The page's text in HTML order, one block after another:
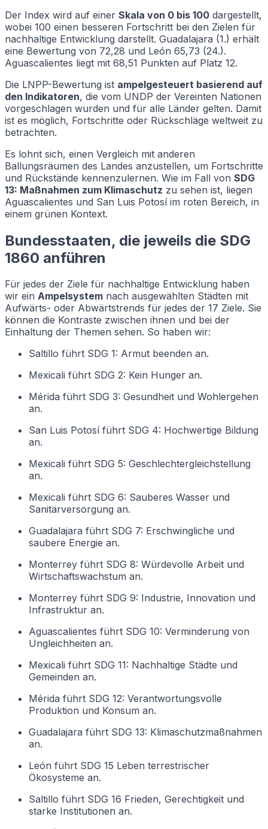
Der Index wird auf einer Skala von 0 bis 100 dargestellt,
wobei 100 einen besseren Fortschritt bei den Zielen für
nachhaltige Entwicklung darstellt. Guadalajara (1.) erhält
eine Bewertung von 72,28 und León 65,73 (24.).
Aguascalientes liegt mit 68,51 Punkten auf Platz 12.
Die LNPP-Bewertung ist ampelgesteuert basierend auf
den Indikatoren, die vom UNDP der Vereinten Nationen
vorgeschlagen wurden und für alle Länder gelten. Damit
ist es möglich, Fortschritte oder Rückschläge weltweit zu
betrachten.
Es lohnt sich, einen Vergleich mit anderen
Ballungsräumen des Landes anzustellen, um Fortschritte
und Rückstände kennenzulernen. Wie im Fall von SDG
13: Maßnahmen zum Klimaschutz zu sehen ist, liegen
Aguascalientes und San Luis Potosí im roten Bereich, in
einem grünen Kontext.
Bundesstaaten, die jeweils die SDG
1860 anführen
Für jedes der Ziele für nachhaltige Entwicklung haben
wir ein Ampelsystem nach ausgewählten Städten mit
Aufwärts- oder Abwärtstrends für jedes der 17 Ziele. Sie
können die Kontraste zwischen ihnen und bei der
Einhaltung der Themen sehen. So haben wir:
Saltillo führt SDG 1: Armut beenden an.
Mexicali führt SDG 2: Kein Hunger an.
Mérida führt SDG 3: Gesundheit und Wohlergehen
an.
San Luis Potosí führt SDG 4: Hochwertige Bildung
an.
Mexicali führt SDG 5: Geschlechtergleichstellung
an.
Mexicali führt SDG 6: Sauberes Wasser und
Sanitärversorgung an.
Guadalajara führt SDG 7: Erschwingliche und
saubere Energie an.
Monterrey führt SDG 8: Würdevolle Arbeit und
Wirtschaftswachstum an.
Monterrey führt SDG 9: Industrie, Innovation und
Infrastruktur an.
Aguascalientes führt SDG 10: Verminderung von
Ungleichheiten an.
Mexicali führt SDG 11: Nachhaltige Städte und
Gemeinden an.
Mérida führt SDG 12: Verantwortungsvolle
Produktion und Konsum an.
Guadalajara führt SDG 13: Klimaschutzmaßnahmen
an.
León führt SDG 15 Leben terrestrischer
Ökosysteme an.
Saltillo führt SDG 16 Frieden, Gerechtigkeit und
starke Institutionen an.